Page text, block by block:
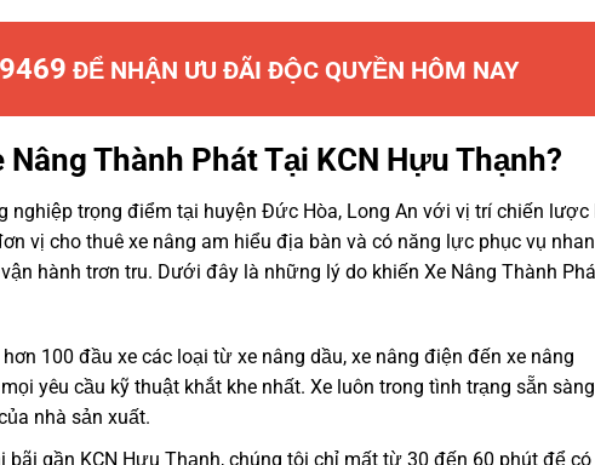
ĐỂ NHẬN ƯU ĐÃI ĐỘC QUYỀN HÔM NAY
Thành Phát Tại KCN Hựu Thạnh?
nghiệp trọng điểm tại huyện Đức Hòa, Long An với vị trí chiến lược
vị cho thuê xe nâng am hiểu địa bàn và có năng lực phục vụ
hành trơn tru. Dưới đây là những lý do khiến Xe Nâng Thành
100 đầu xe các loại từ xe nâng dầu, xe nâng điện đến xe nâng
yêu cầu kỹ thuật khắt khe nhất. Xe luôn trong tình trạng sẵn
nhà sản xuất.
bãi gần KCN Hựu Thạnh, chúng tôi chỉ mất từ 30 đến 60 phút để